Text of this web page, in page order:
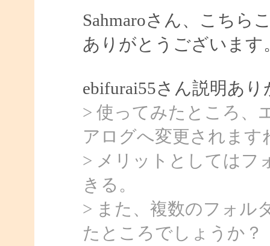
Sahmaroさん、こちら
ありがとうございます
ebifurai55さん説明あ
> 使ってみたところ、
アログへ変更されます
> メリットとしてはフ
きる。
> また、複数のフォル
たところでしょうか？